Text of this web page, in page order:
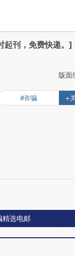
起刊，免费快递。]
版面
#诈骗 +
精选电邮